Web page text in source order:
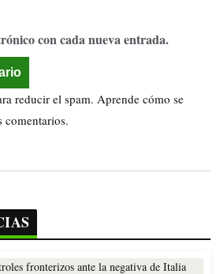
con cada nueva entrada.
reducir el spam. Aprende cómo se
comentarios.